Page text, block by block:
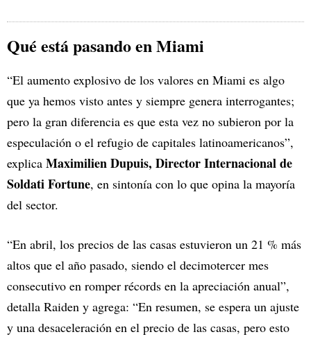
Qué está pasando en Miami
“El aumento explosivo de los valores en Miami es algo
que ya hemos visto antes y siempre genera interrogantes;
pero la gran diferencia es que esta vez no subieron por la
especulación o el refugio de capitales latinoamericanos”,
explica Maximilien Dupuis, Director Internacional de
Soldati Fortune, en sintonía con lo que opina la mayoría
del sector.
“En abril, los precios de las casas estuvieron un 21 % más
altos que el año pasado, siendo el decimotercer mes
consecutivo en romper récords en la apreciación anual”,
detalla Raiden y agrega: “En resumen, se espera un ajuste
y una desaceleración en el precio de las casas, pero esto